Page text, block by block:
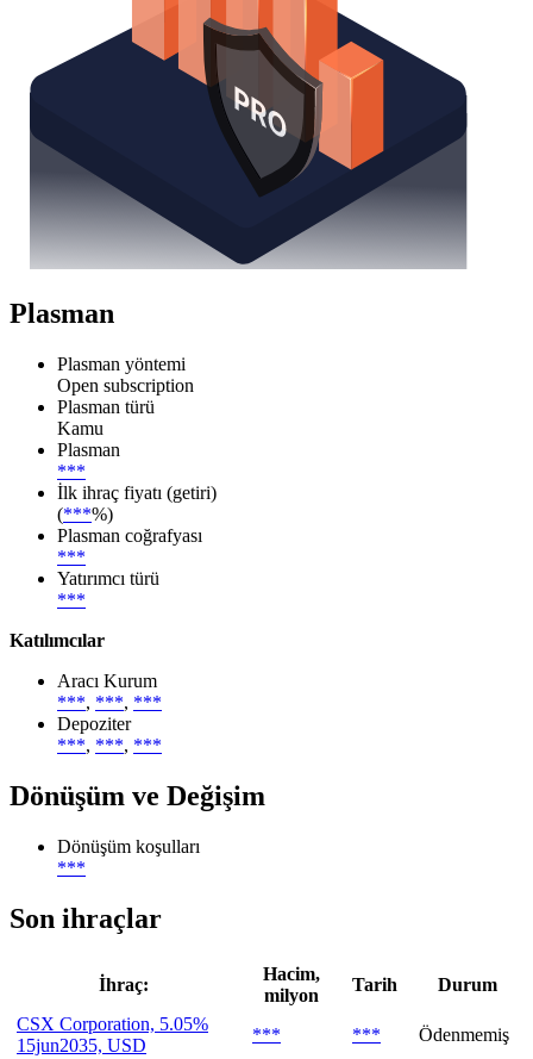
Plasman
Plasman yöntemi
Open subscription
Plasman türü
Kamu
Plasman
***
İlk ihraç fiyatı (getiri)
(***%)
Plasman coğrafyası
***
Yatırımcı türü
***
Katılımcılar
Aracı Kurum
***, ***, ***
Depoziter
***, ***, ***
Dönüşüm ve Değişim
Dönüşüm koşulları
***
Son ihraçlar
İhraç:
Hacim,
milyon
Tarih
Durum
CSX Corporation, 5.05%
15jun2035, USD
*** ***
Ödenmemiş